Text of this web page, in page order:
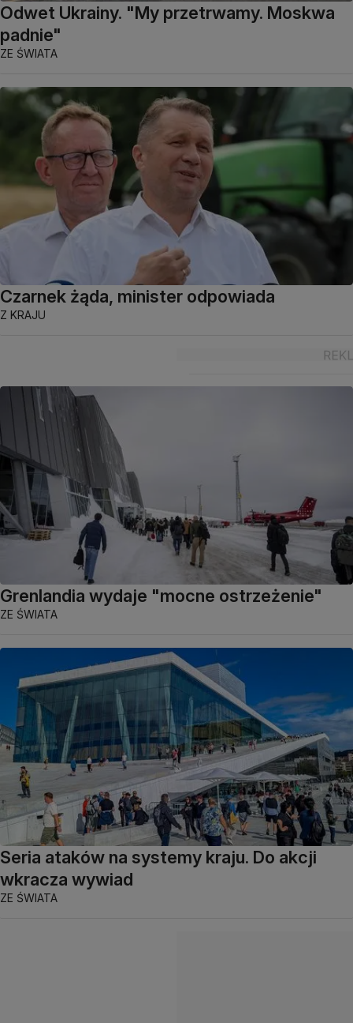
Odwet Ukrainy. "My przetrwamy. Moskwa
padnie"
ZE ŚWIATA
Czarnek żąda, minister odpowiada
Z KRAJU
Grenlandia wydaje "mocne ostrzeżenie"
ZE ŚWIATA
Seria ataków na systemy kraju. Do akcji
wkracza wywiad
ZE ŚWIATA